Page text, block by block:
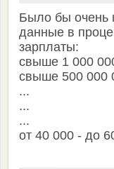
Было бы очень
данные в
зарплаты:
свыше 1 000
свыше 500 000
...
...
...
от 40 000 - до